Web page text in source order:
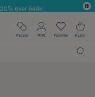
över 649kr
Recept Profil Favoriter Kassa